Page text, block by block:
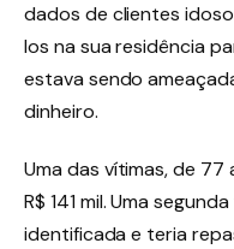
dados de clientes
los na sua residência
estava sendo
dinheiro.
Uma das vítimas, de
R$ 141 mil. Uma
identificada e teria